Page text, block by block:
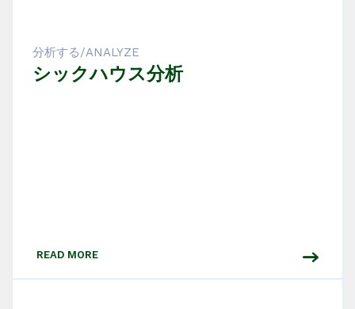
分析する/ANALYZE
シックハウス分析
READ MORE